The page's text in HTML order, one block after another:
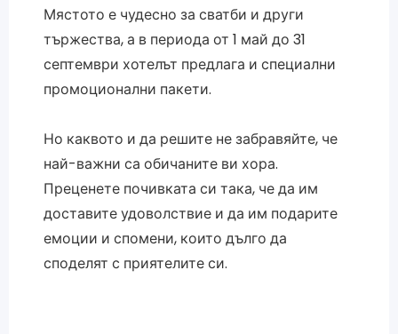
Мястото е чудесно за сватби и други
тържества, а в периода от 1 май до 31
септември хотелът предлага и специални
промоционални пакети.
Но каквото и да решите не забравяйте, че
най-важни са обичаните ви хора.
Преценете почивката си така, че да им
доставите удоволствие и да им подарите
емоции и спомени, които дълго да
споделят с приятелите си.